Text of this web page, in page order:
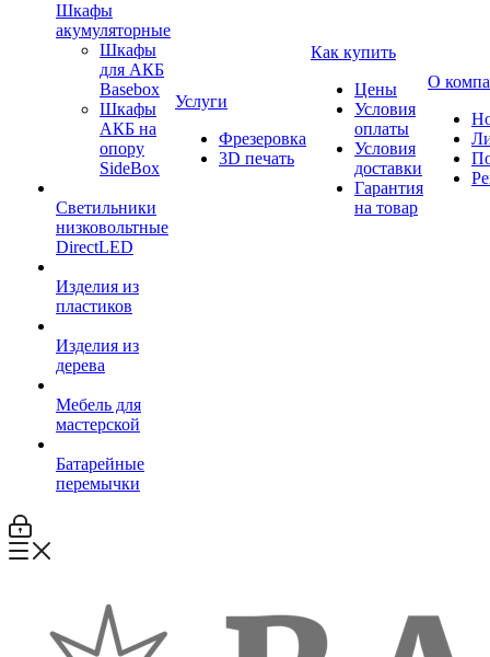
Шкафы
акумуляторные
Шкафы
для АКБ
Basebox
Шкафы
АКБ на
опору
SideBox
Светильники
низковольтные
DirectLED
Изделия из
пластиков
Изделия из
дерева
Мебель для
мастерской
Батарейные
перемычки
Услуги
Фрезеровка
3D печать
Как купить
Цены
Условия
оплаты
Условия
доставки
Гарантия
на товар
О